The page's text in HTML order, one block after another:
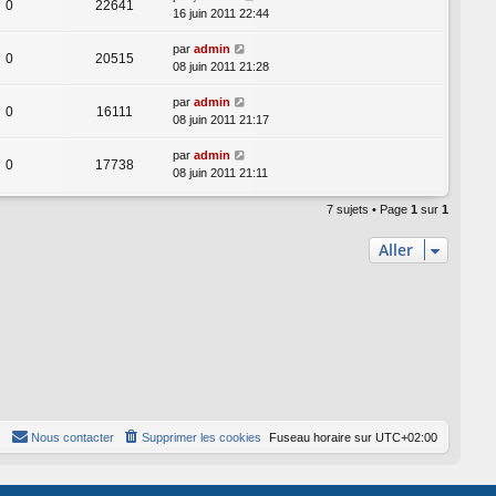
0 22641
16 juin 2011 22:44
0 20515
par admin
08 juin 2011 21:28
0 16111
par admin
08 juin 2011 21:17
0 17738
par admin
08 juin 2011 21:11
7 sujets • Page 1 sur 1
Aller
Fuseau horaire sur UTC+02:00
Supprimer les cookies
Nous contacter